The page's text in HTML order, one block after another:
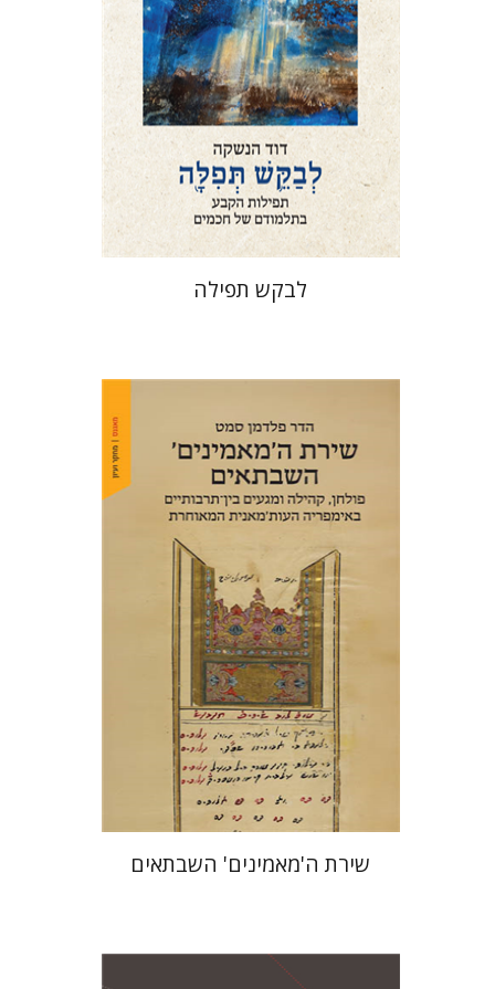
הנחת אתר ספר מודפס
$85
$76
לבקש תפילה
הדר פלדמן סמט
הנחת אתר ספר מודפס
$46
$41
שירת ה'מאמינים' השבתאים